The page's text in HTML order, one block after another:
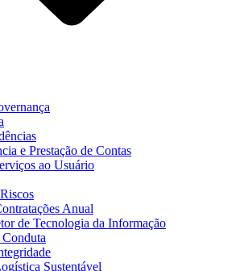
e Prestação de Contas
ao Usuário
Anual
de Tecnologia da Informação
Sustentável